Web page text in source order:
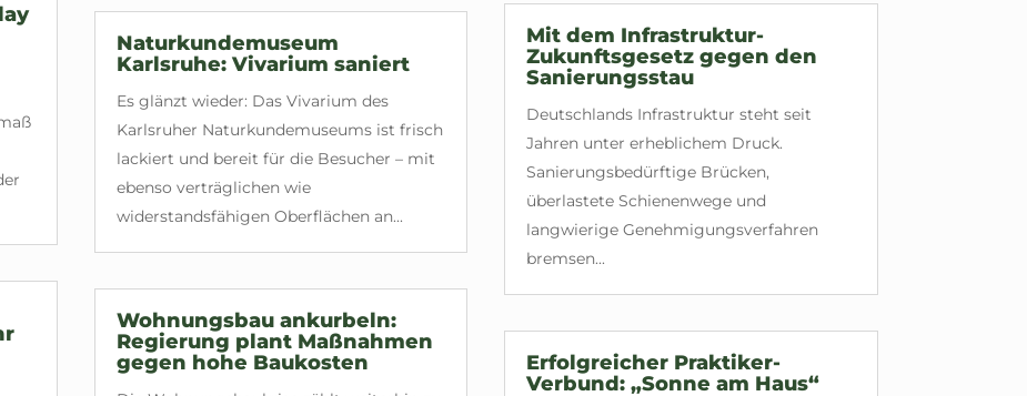
Naturkundemuseum
Karlsruhe: Vivarium saniert
Es glänzt wieder: Das Vivarium des
Karlsruher Naturkundemuseums ist frisch
lackiert und bereit für die Besucher – mit
ebenso verträglichen wie
widerstandsfähigen Oberflächen an...
Wohnungsbau ankurbeln:
Regierung plant Maßnahmen
gegen hohe Baukosten
Mit dem Infrastruktur-
Zukunftsgesetz gegen den
Sanierungsstau
Deutschlands Infrastruktur steht seit
Jahren unter erheblichem Druck.
Sanierungsbedürftige Brücken,
überlastete Schienenwege und
langwierige Genehmigungsverfahren
bremsen...
Erfolgreicher Praktiker-
Verbund: „Sonne am Haus“